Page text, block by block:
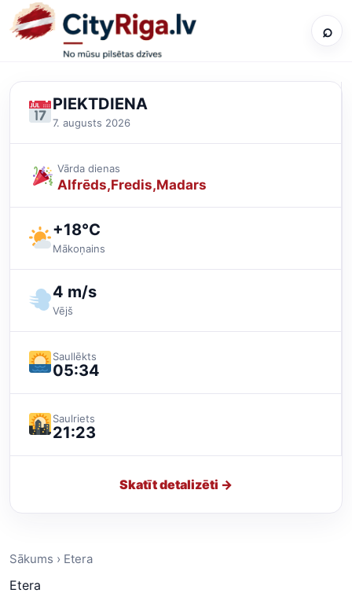
⌕
PIEKTDIENA
7. augusts 2026
Vārda dienas
Alfrēds Fredis Madars
+18°C
Mākoņains
4 m/s
Vējš
Saullēkts
05:34
Saulriets
21:23
Skatīt detalizēti →
Sākums › Etera
Etera